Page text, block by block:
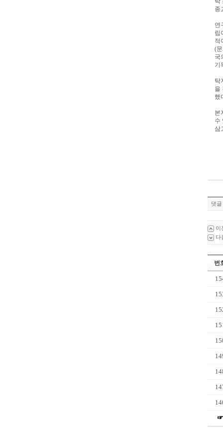
종
연
립
적
(
국
기
탁
을
했
본
수
삼
댓글
이
다
번
☞